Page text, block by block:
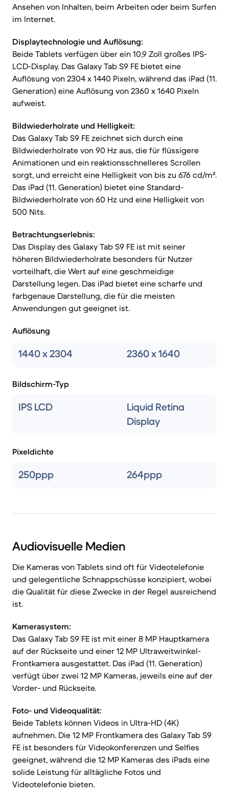
Ansehen von Inhalten, beim Arbeiten oder beim Surfen
im Internet.
Displaytechnologie und Auflösung:
Beide Tablets verfügen über ein 10,9 Zoll großes IPS-
LCD-Display. Das Galaxy Tab S9 FE bietet eine
Auflösung von 2304 x 1440 Pixeln, während das iPad (11.
Generation) eine Auflösung von 2360 x 1640 Pixeln
aufweist.
Bildwiederholrate und Helligkeit:
Das Galaxy Tab S9 FE zeichnet sich durch eine
Bildwiederholrate von 90 Hz aus, die für flüssigere
Animationen und ein reaktionsschnelleres Scrollen
sorgt, und erreicht eine Helligkeit von bis zu 676 cd/m².
Das iPad (11. Generation) bietet eine Standard-
Bildwiederholrate von 60 Hz und eine Helligkeit von
500 Nits.
Betrachtungserlebnis:
Das Display des Galaxy Tab S9 FE ist mit seiner
höheren Bildwiederholrate besonders für Nutzer
vorteilhaft, die Wert auf eine geschmeidige
Darstellung legen. Das iPad bietet eine scharfe und
farbgenaue Darstellung, die für die meisten
Anwendungen gut geeignet ist.
Auflösung
1440 x 2304 2360 x 1640
Bildschirm-Typ
IPS LCD
Liquid Retina
Display
Pixeldichte
250ppp 264ppp
Audiovisuelle Medien
Die Kameras von Tablets sind oft für Videotelefonie
und gelegentliche Schnappschüsse konzipiert, wobei
die Qualität für diese Zwecke in der Regel ausreichend
ist.
Kamerasystem:
Das Galaxy Tab S9 FE ist mit einer 8 MP Hauptkamera
auf der Rückseite und einer 12 MP Ultraweitwinkel-
Frontkamera ausgestattet. Das iPad (11. Generation)
verfügt über zwei 12 MP Kameras, jeweils eine auf der
Vorder- und Rückseite.
Foto- und Videoqualität:
Beide Tablets können Videos in Ultra-HD (4K)
aufnehmen. Die 12 MP Frontkamera des Galaxy Tab S9
FE ist besonders für Videokonferenzen und Selfies
geeignet, während die 12 MP Kameras des iPads eine
solide Leistung für alltägliche Fotos und
Videotelefonie bieten.